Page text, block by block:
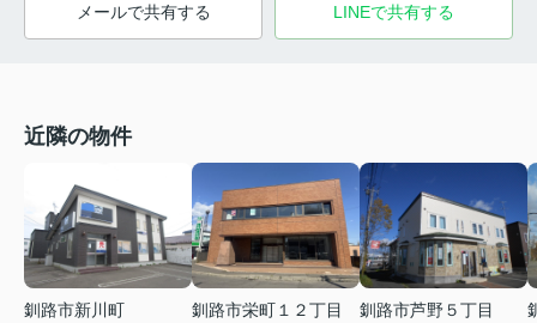
メールで共有する LINEで共有する
近隣の物件
釧路市新川町
釧路市栄町１２丁目
釧路市芦野５丁目